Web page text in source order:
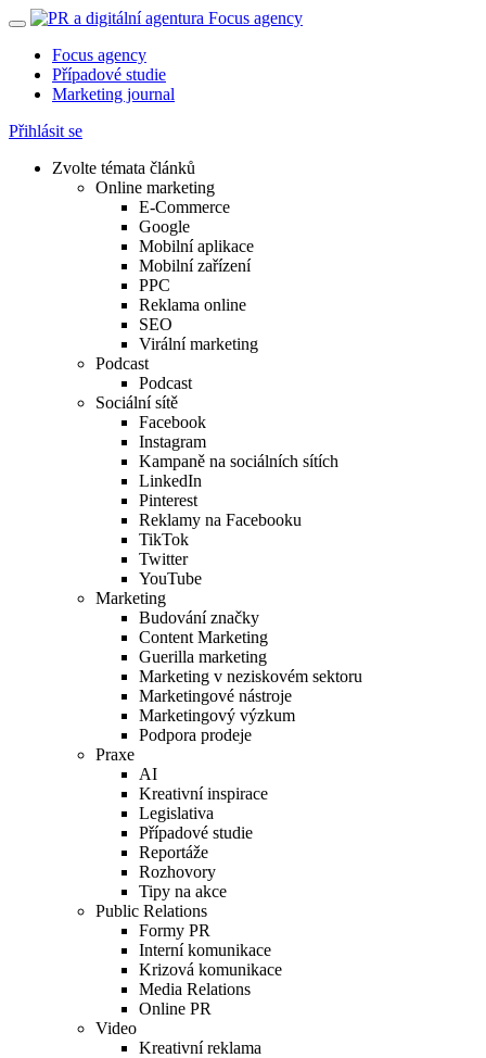
Focus agency
Případové studie
Marketing journal
Přihlásit se
Zvolte témata článků
Online marketing
E-Commerce
Google
Mobilní aplikace
Mobilní zařízení
PPC
Reklama online
SEO
Virální marketing
Podcast
Podcast
Sociální sítě
Facebook
Instagram
Kampaně na sociálních sítích
LinkedIn
Pinterest
Reklamy na Facebooku
TikTok
Twitter
YouTube
Marketing
Budování značky
Content Marketing
Guerilla marketing
Marketing v neziskovém sektoru
Marketingové nástroje
Marketingový výzkum
Podpora prodeje
Praxe
AI
Kreativní inspirace
Legislativa
Případové studie
Reportáže
Rozhovory
Tipy na akce
Public Relations
Formy PR
Interní komunikace
Krizová komunikace
Media Relations
Online PR
Video
Kreativní reklama